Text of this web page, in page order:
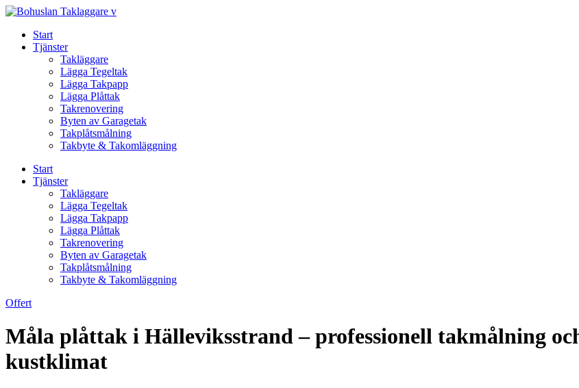
Skip
contentStart
Tjänster
Takläggare
Lägga Tegeltak
Lägga Takpapp
Lägga Plåttak
Takrenovering
Byten av Garagetak
Takplåtsmålning
Takbyte & Takomläggning
Start
Tjänster
Takläggare
Lägga Tegeltak
Lägga Takpapp
Lägga Plåttak
Takrenovering
Byten av Garagetak
Takplåtsmålning
Takbyte & Takomläggning
Offert
Måla plåttak i Hälleviksstrand – professionell takmålning
kustklimat